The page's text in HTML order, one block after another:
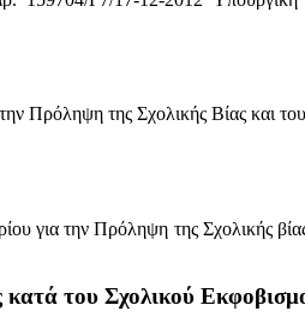
Πρόληψη της Σχολικής Βίας και
για την Πρόληψη της Σχολικής
του Σχολικού